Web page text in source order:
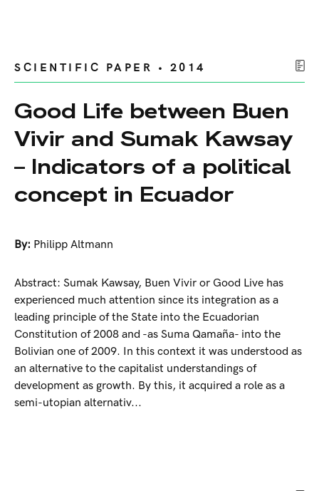
SCIENTIFIC PAPER • 2014
Good Life between Buen
Vivir and Sumak Kawsay
– Indicators of a political
concept in Ecuador
By: Philipp Altmann
Abstract: Sumak Kawsay, Buen Vivir or Good Live has
experienced much attention since its integration as a
leading principle of the State into the Ecuadorian
Constitution of 2008 and -as Suma Qamaña- into the
Bolivian one of 2009. In this context it was understood as
an alternative to the capitalist understandings of
development as growth. By this, it acquired a role as a
semi-utopian alternativ...